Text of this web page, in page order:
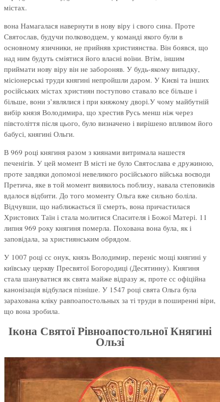
містах.
вона Намагалася навернути в нову віру і свого сина. Проте
Святослав, будучи полководцем, у команді якого були в
основному язичники, не прийняв християнства. Він боявся, що
над ним будуть сміятися його власні воїни. Втім, іншим
приймати нову віру він не забороняв. У будь-якому випадку,
місіонерські труди княгині непройшли даром. У Києві та інших
російських містах християн поступово ставало все більше і
більше, вони з’являлися і при княжому дворі.У чому майбутній
вибір князя Володимира, що хрестив Русь менш ніж через
півстоліття після цього, було визначено і вирішено впливом його
бабусі, княгині Ольги.
В 969 році княгиня разом з киянами витримала нашестя
печенігів. У цей момент В місті не було Святослава е дружиною,
проте завдяки допомозі невеликого російського війська воєводи
Претича, яке в той момент виявилось поблизу, навала степовиків
вдалося відбити. До того моменту Ольга вже сильно боліла.
Відчувши, що наближається її смерть, вона причастилася
Христових Таїн і стала молитися Спасителя і Божої Матері. 11
липня 969 року княгиня померла. Похована вона була, як і
заповідала, за християнським обрядом.
У 1007 році сс онук, князь Володимир, переніс мощі княгині у
київську церкву Пресвятої Богородиці (Десятинну). Княгиня
стала шануватися як свята майже відразу ж, проте сс офіційна
канонізація відбулася пізніше. У 1547 році свята Ольга була
зарахована кліку равпоапостольных за ті труди в поширенні віри,
що вона зробила.
Ікона Святої Рівноапостольної Княгині
Ользі